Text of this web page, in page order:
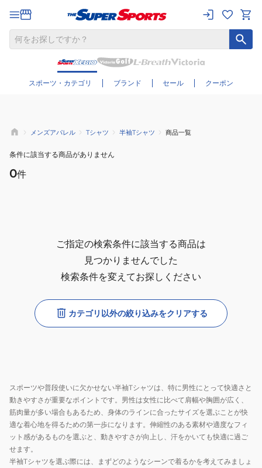
スポーツ・カテゴリ ブランド セール クーポン
さらに絞り込む
メンズアパレル Tシャツ 半袖Tシャツ 商品一覧
条件に該当する商品がありません
0件
ご指定の検索条件に該当する商品は
見つかりませんでした
検索条件を変えてお探しください
カテゴリ以外の絞り込みをクリアする
スポーツや普段使いに欠かせない半袖Tシャツは、特に男性にとって快適さと
動きやすさが重要なポイントです。男性は女性に比べて肩幅や胸囲が広く、
筋肉量が多い場合もあるため、身体のラインに合ったサイズを選ぶことが快
適な着心地を得るための第一歩になります。伸縮性のある素材や適度なフィ
ット感があるものを選ぶと、動きやすさが向上し、汗をかいても快適に過ご
せます。
半袖Tシャツを選ぶ際には、まずどのようなシーンで着るかを考えてみましょ